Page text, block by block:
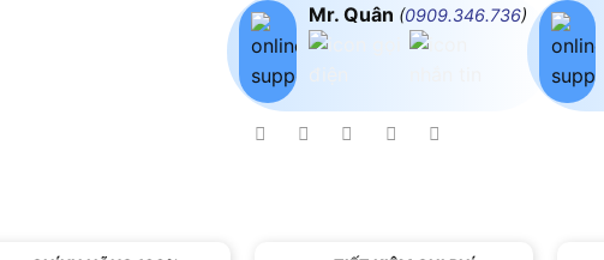
Mr. Quân (0909.346.736)